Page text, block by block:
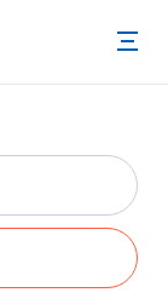
Menu